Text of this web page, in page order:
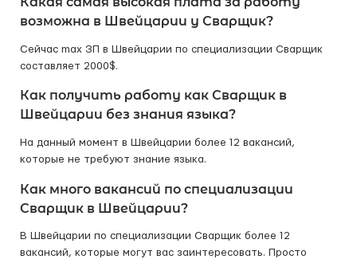
возможна в Швейцарии у Сварщик?
Сейчас max ЗП в Швейцарии по специализации Сварщик
составляет 2000$.
Как получить работу как Сварщик в
Швейцарии без знания языка?
На данный момент в Швейцарии более 12 вакансий,
которые не требуют знание языка.
Как много вакансий по специализации
Сварщик в Швейцарии?
В Швейцарии по специализации Сварщик более 12
вакансий, которые могут вас заинтересовать. Просто